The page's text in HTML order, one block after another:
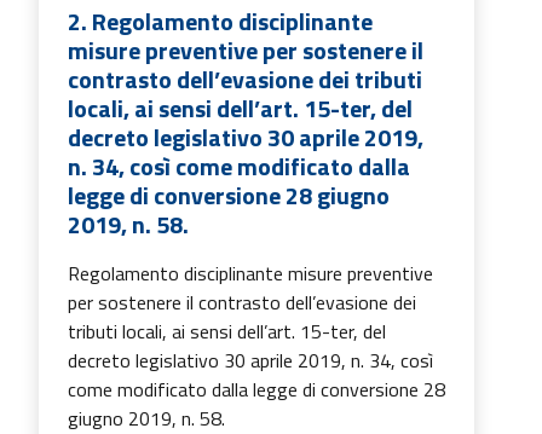
2. Regolamento disciplinante
misure preventive per sostenere il
contrasto dell’evasione dei tributi
locali, ai sensi dell’art. 15-ter, del
decreto legislativo 30 aprile 2019,
n. 34, così come modificato dalla
legge di conversione 28 giugno
2019, n. 58.
Regolamento disciplinante misure preventive
per sostenere il contrasto dell’evasione dei
tributi locali, ai sensi dell’art. 15-ter, del
decreto legislativo 30 aprile 2019, n. 34, così
come modificato dalla legge di conversione 28
giugno 2019, n. 58.